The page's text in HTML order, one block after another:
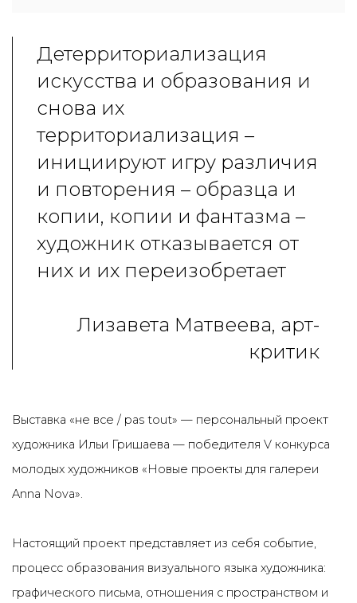
Детерриториализация
искусства и образования и
снова их
территориализация –
инициируют игру различия
и повторения – образца и
копии, копии и фантазма –
художник отказывается от
них и их переизобретает
Лизавета Матвеева, арт-
критик
Выставка «не все / pas tout» — персональный проект
художника Ильи Гришаева — победителя V конкурса
молодых художников «Новые проекты для галереи
Anna Nova».
Настоящий проект представляет из себя событие,
процесс образования визуального языка художника:
графического письма, отношения с пространством и